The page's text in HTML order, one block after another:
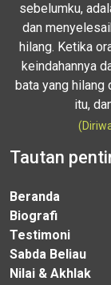
sebelumku,
dan
hilang. Ketika
keindahannya
bata yang hilang
itu,
Tautan
Beranda
Biografi
Testimoni
Sabda Beliau
Nilai & Akhlak